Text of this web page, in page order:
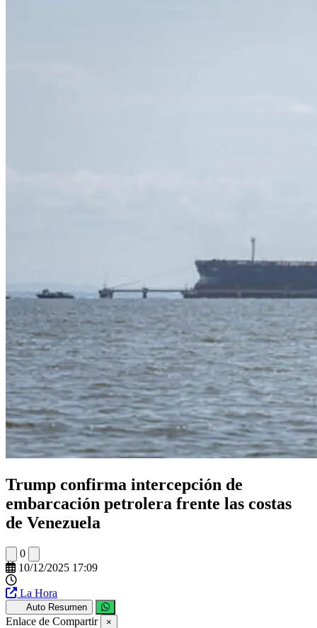
Trump confirma intercepción de
embarcación petrolera frente las costas
de Venezuela
0
10/12/2025 17:09
La Hora
Auto Resumen
Enlace de Compartir ×